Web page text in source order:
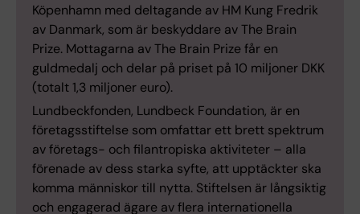
Köpenhamn med deltagande av HM Kung Fredrik
av Danmark, som är beskyddare av The Brain
Prize. Mottagarna av The Brain Prize får en
guldmedalj och delar på priset på 10 miljoner DKK
(totalt 1,3 miljoner euro).
Lundbeckfonden, Lundbeck Foundation, är en
företagsstiftelse som omfattar ett brett spektrum
av företags- och filantropiska aktiviteter – alla
förenade av dess starka syfte, att upptäckter ska
komma människor till nytta. Stiftelsen är långsiktig
och engagerad ägare av flera internationella